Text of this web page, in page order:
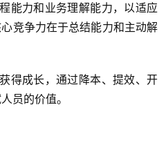
能力和业务理解能力，以适应
竞争力在于总结能力和主动解
得成长，通过降本、提效、开
员的价值。